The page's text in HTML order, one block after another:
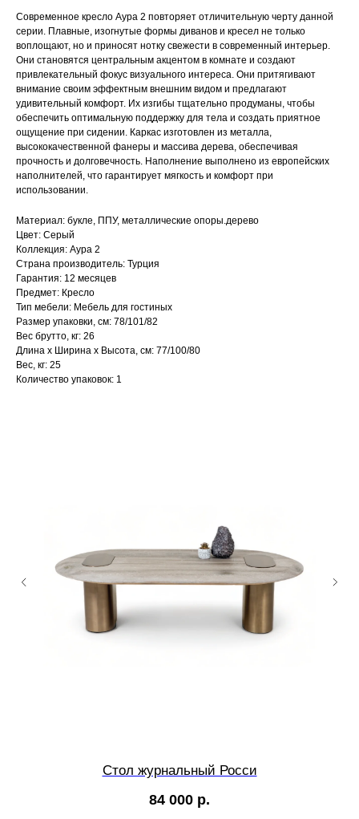
Современное кресло Аура 2 повторяет отличительную черту данной
серии. Плавные, изогнутые формы диванов и кресел не только
воплощают, но и приносят нотку свежести в современный интерьер.
Они становятся центральным акцентом в комнате и создают
привлекательный фокус визуального интереса. Они притягивают
внимание своим эффектным внешним видом и предлагают
удивительный комфорт. Их изгибы тщательно продуманы, чтобы
обеспечить оптимальную поддержку для тела и создать приятное
ощущение при сидении. Каркас изготовлен из металла,
высококачественной фанеры и массива дерева, обеспечивая
прочность и долговечность. Наполнение выполнено из европейских
наполнителей, что гарантирует мягкость и комфорт при
использовании.
Материал: букле, ППУ, металлические опоры.дерево
Цвет: Серый
Коллекция: Аура 2
Страна производитель: Турция
Гарантия: 12 месяцев
Предмет: Кресло
Тип мебели: Мебель для гостиных
Размер упаковки, см: 78/101/82
Вес брутто, кг: 26
Длина х Ширина х Высота, см: 77/100/80
Вес, кг: 25
Количество упаковок: 1
Стол журнальный Росси
84 000 р.